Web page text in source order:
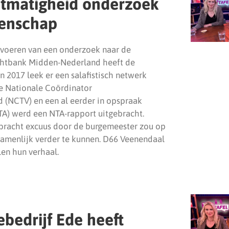
onderzoek
van een onderzoek naar de
Midden-Nederland heeft de
2017 leek er een salafistisch netwerk
Nationale Coördinator
en een al eerder in opspraak
werd een NTA-rapport uitgebracht.
excuus door de burgemeester zou op
verder te kunnen. D66 Veenendaal
hun verhaal.
Ede heeft